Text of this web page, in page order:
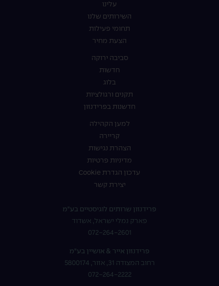
עלינו
השירותים שלנו
תחומי פעילות
הצעת מחיר
סביבה ירוקה
חדשות
בלוג
תקנים ורגולציות
חדשנות בפרידנזון
למען הקהילה
קריירה
הצהרת נגישות
מדיניות פרטיות
עדכון הגדרת Cookie
יצירת קשר
פרידנזון שרותים לוגיסטיים בע"מ
פארק נמלי ישראל, אשדוד
072-264-2601
פרידנזון אייר & אושיין בע"מ
רחוב המצודה 31, אזור, 5800174
072-264-2222